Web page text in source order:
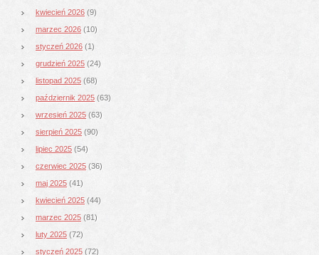
kwiecień 2026 (9)
marzec 2026 (10)
styczeń 2026 (1)
grudzień 2025 (24)
listopad 2025 (68)
październik 2025 (63)
wrzesień 2025 (63)
sierpień 2025 (90)
lipiec 2025 (54)
czerwiec 2025 (36)
maj 2025 (41)
kwiecień 2025 (44)
marzec 2025 (81)
luty 2025 (72)
styczeń 2025 (72)